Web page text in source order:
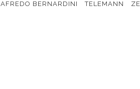
AFREDO BERNARDINI TELEMANN